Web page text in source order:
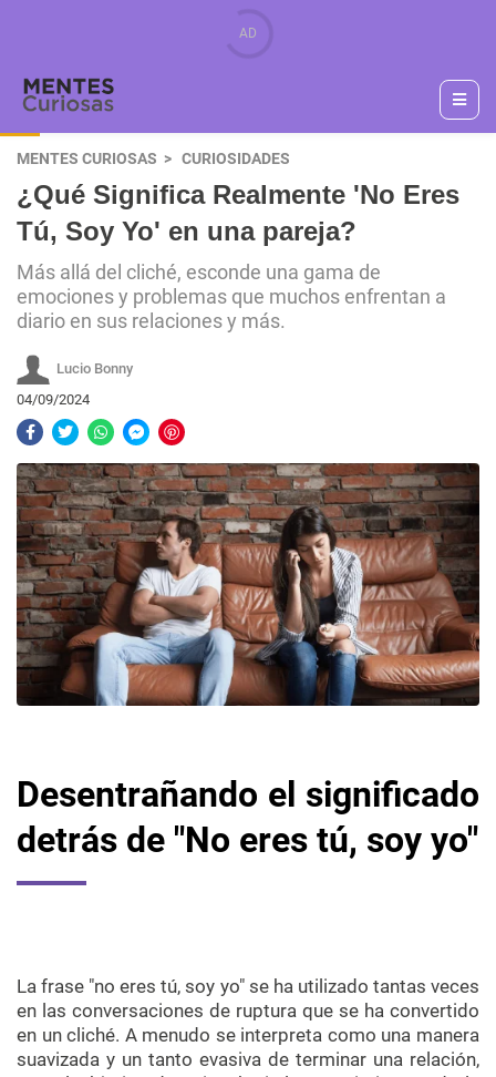
MENTES CURIOSAS CURIOSIDADES
¿Qué Significa Realmente 'No Eres
Tú, Soy Yo' en una pareja?
Más allá del cliché, esconde una gama de
emociones y problemas que muchos enfrentan a
diario en sus relaciones y más.
Lucio Bonny
04/09/2024
Desentrañando el significado
detrás de "No eres tú, soy yo"
La frase "no eres tú, soy yo" se ha utilizado tantas veces
en las conversaciones de ruptura que se ha convertido
en un cliché. A menudo se interpreta como una manera
suavizada y un tanto evasiva de terminar una relación,